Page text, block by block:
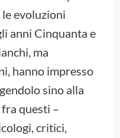
evoluzioni
anni Cinquanta e
ma
hanno impresso
sino alla
questi –
critici,